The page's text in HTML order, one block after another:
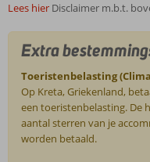
Lees hier Disclaimer m.b.t.
Extra
Toeristenbelasting
Op Kreta, Griekenland,
een toeristenbelasting. De
aantal sterren van je
worden betaald.